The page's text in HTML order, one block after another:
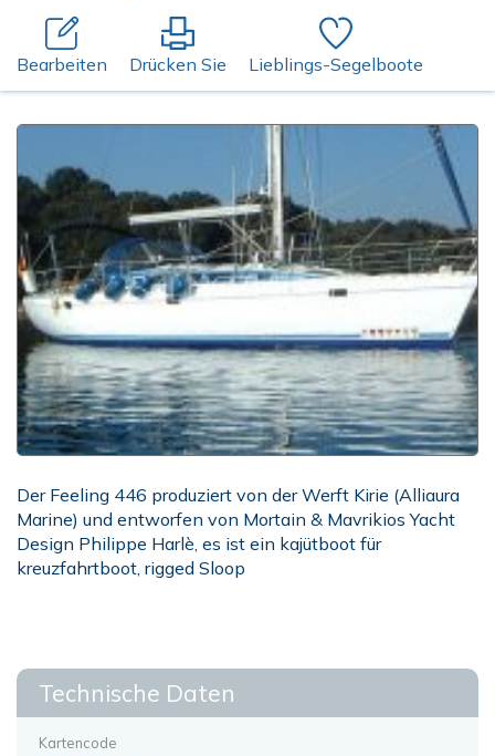
Bearbeiten Drücken Sie Lieblings-Segelboote
Der Feeling 446 produziert von der Werft Kirie (Alliaura
Marine) und entworfen von Mortain & Mavrikios Yacht
Design Philippe Harlè, es ist ein kajütboot für
kreuzfahrtboot, rigged Sloop
Technische Daten
Kartencode